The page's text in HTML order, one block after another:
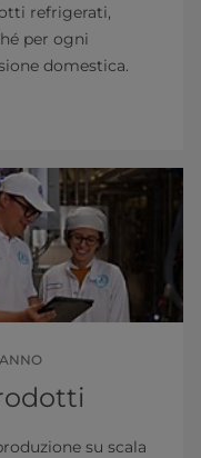
refrigerati,
per ogni
domestica.
su scala